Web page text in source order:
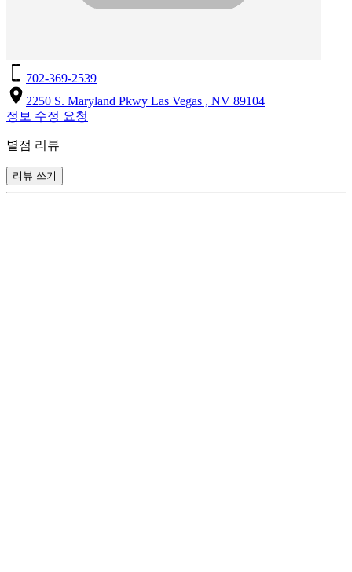
702-369-2539
2250 S. Maryland Pkwy Las Vegas , NV 89104
정보 수정 요청
별점 리뷰
리뷰 쓰기